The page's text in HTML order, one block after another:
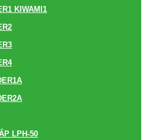
KIWAMI1
LPH-50